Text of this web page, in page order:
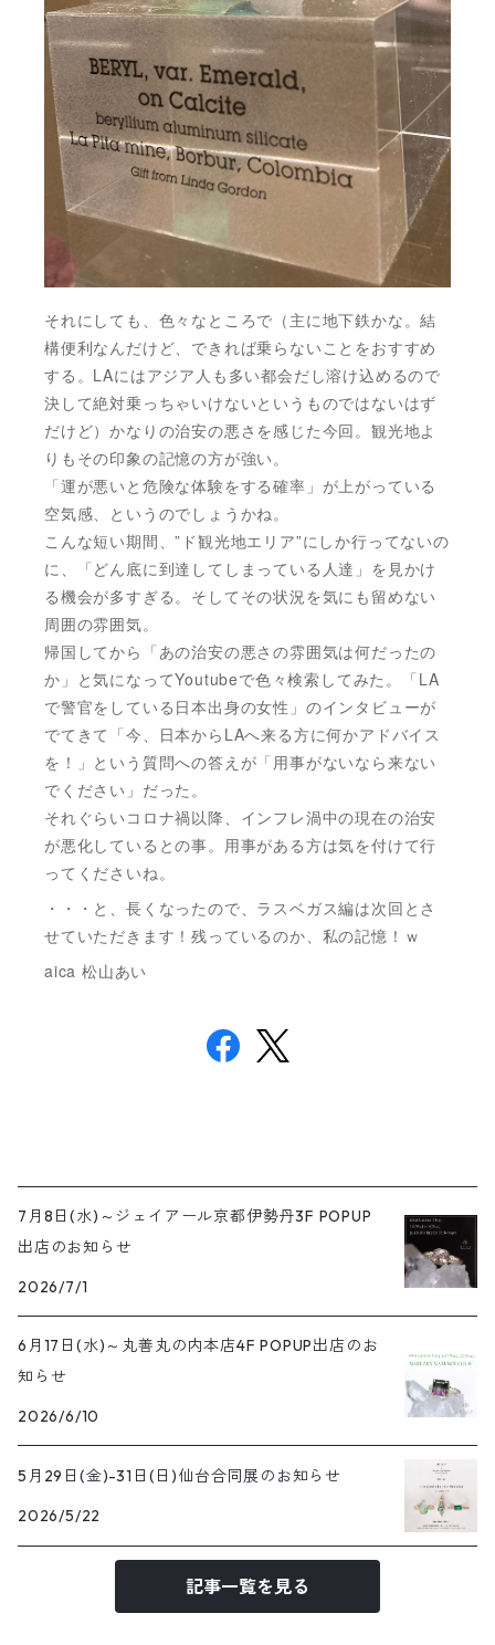
それにしても、色々なところで（主に地下鉄かな。結
構便利なんだけど、できれば乗らないことをおすすめ
する。LAにはアジア人も多い都会だし溶け込めるので
決して絶対乗っちゃいけないというものではないはず
だけど）かなりの治安の悪さを感じた今回。観光地よ
りもその印象の記憶の方が強い。
「運が悪いと危険な体験をする確率」が上がっている
空気感、というのでしょうかね。
こんな短い期間、”ド観光地エリア”にしか行ってないの
に、「どん底に到達してしまっている人達」を見かけ
る機会が多すぎる。そしてその状況を気にも留めない
周囲の雰囲気。
帰国してから「あの治安の悪さの雰囲気は何だったの
か」と気になってYoutubeで色々検索してみた。「LA
で警官をしている日本出身の女性」のインタビューが
でてきて「今、日本からLAへ来る方に何かアドバイス
を！」という質問への答えが「用事がないなら来ない
でください」だった。
それぐらいコロナ禍以降、インフレ渦中の現在の治安
が悪化しているとの事。用事がある方は気を付けて行
ってくださいね。
・・・と、長くなったので、ラスベガス編は次回とさ
せていただきます！残っているのか、私の記憶！ｗ
aica 松山あい
7月8日(水)～ジェイアール京都伊勢丹3F POPUP
出店のお知らせ
2026/7/1
6月17日(水)～丸善丸の内本店4F POPUP出店のお
知らせ
2026/6/10
5月29日(金)-31日(日)仙台合同展のお知らせ
2026/5/22
記事一覧を見る